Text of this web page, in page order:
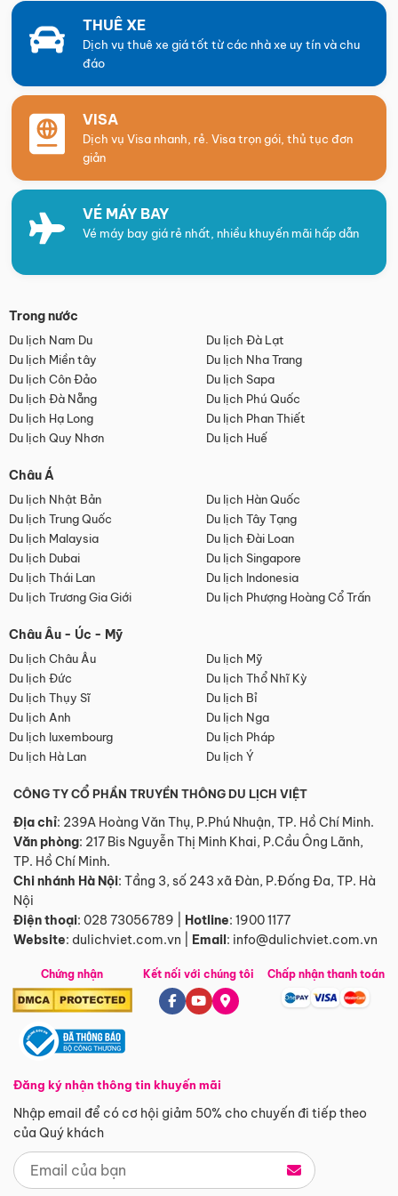
THUÊ XE
Dịch vụ thuê xe giá tốt từ các nhà xe uy tín và chu
đáo
VISA
Dịch vụ Visa nhanh, rẻ. Visa trọn gói, thủ tục đơn
giản
VÉ MÁY BAY
Vé máy bay giá rẻ nhất, nhiều khuyến mãi hấp dẫn
Trong nước
Du lịch Nam Du
Du lịch Đà Lạt
Du lịch Miền tây
Du lịch Nha Trang
Du lịch Côn Đảo
Du lịch Sapa
Du lịch Đà Nẵng
Du lịch Phú Quốc
Du lịch Hạ Long
Du lịch Phan Thiết
Du lịch Quy Nhơn
Du lịch Huế
Châu Á
Du lịch Nhật Bản
Du lịch Hàn Quốc
Du lịch Trung Quốc
Du lịch Tây Tạng
Du lịch Malaysia
Du lịch Đài Loan
Du lịch Dubai
Du lịch Singapore
Du lịch Thái Lan
Du lịch Indonesia
Du lịch Trương Gia Giới
Du lịch Phượng Hoàng Cổ Trấn
Châu Âu - Úc - Mỹ
Du lịch Châu Âu
Du lịch Mỹ
Du lịch Đức
Du lịch Thổ Nhĩ Kỳ
Du lịch Thụy Sĩ
Du lịch Bỉ
Du lịch Anh
Du lịch Nga
Du lịch luxembourg
Du lịch Pháp
Du lịch Hà Lan
Du lịch Ý
CÔNG TY CỔ PHẦN TRUYỀN THÔNG DU LỊCH VIỆT
Địa chỉ: 239A Hoàng Văn Thụ, P.Phú Nhuận, TP. Hồ Chí Minh.
Văn phòng: 217 Bis Nguyễn Thị Minh Khai, P.Cầu Ông Lãnh,
TP. Hồ Chí Minh.
Chi nhánh Hà Nội: Tầng 3, số 243 xã Đàn, P.Đống Đa, TP. Hà
Nội
Điện thoại: 028 73056789 Hotline: 1900 1177
Website: dulichviet.com.vn Email: info@dulichviet.com.vn
Chứng nhận
Đăng ký nhận thông tin khuyến mãi
Nhập email để có cơ hội giảm 50% cho chuyến đi tiếp theo
của Quý khách
Kết nối với chúng tôi Chấp nhận thanh toán